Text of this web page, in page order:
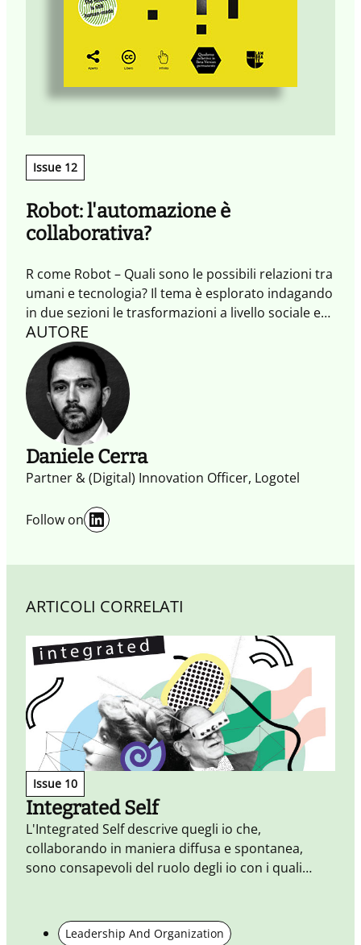
Issue 12
Robot: l'automazione è
collaborativa?
R come Robot – Quali sono le possibili relazioni tra
umani e tecnologia? Il tema è esplorato indagando
in due sezioni le trasformazioni a livello sociale e
aziendale. Una sezione dedicata alla mostra
Posthuman (svoltasi durante la MDW 2017)
conclude il quaderno. L'obiettivo di questo
numero è quello di fornire spunti, quello di avviare
un dialogo, di stimolare un'ulteriore esplorazione
di diversi punti di vista.
AUTORE
Daniele Cerra
Partner & (Digital) Innovation Officer, Logotel
Follow on LinkedIn
ARTICOLI CORRELATI
Issue 10
Integrated Self
L'Integrated Self descrive quegli io che,
collaborando in maniera diffusa e spontanea,
sono consapevoli del ruolo degli io con i quali
Leadership And Organization